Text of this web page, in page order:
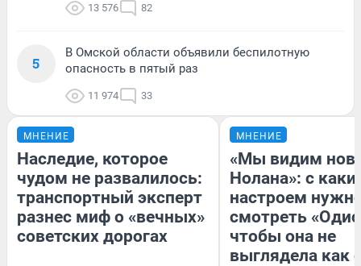
13 576 82
5
В Омской области объявили беспилотную
опасность в пятый раз
11 974 33
МНЕНИЕ
Наследие, которое
чудом не развалилось:
транспортный эксперт
разнес миф о «вечных»
советских дорогах
МНЕНИЕ
«Мы видим
Нолана»: с
настроем
смотреть
чтобы она не
выглядела как